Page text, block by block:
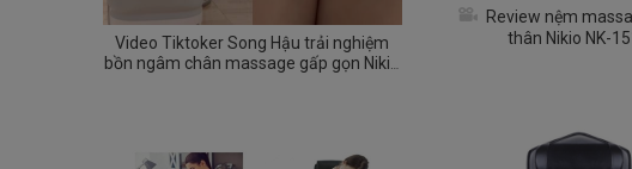
Video Tiktoker Song Hậu trải nghiệm
bồn ngâm chân massage gấp gọn Nikio
Review nệm
thân Nikio NK-